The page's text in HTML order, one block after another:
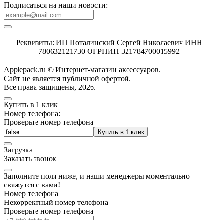
Подписаться на наши новости:
Реквизиты: ИП Поталинский Сергей Николаевич ИНН
780632121730 ОГРНИП 321784700015992
Applepack.ru © Интернет-магазин аксессуаров.
Cайт не является публичной офертой.
Все права защищены, 2026.
Купить в 1 клик
Номер телефона:
Проверьте номер телефона
Купить в 1 клик
Загрузка...
Заказать звонок
Заполните поля ниже, и наши менеджеры моментально
свяжутся с вами!
Номер телефона
Некорректный номер телефона
Проверьте номер телефона